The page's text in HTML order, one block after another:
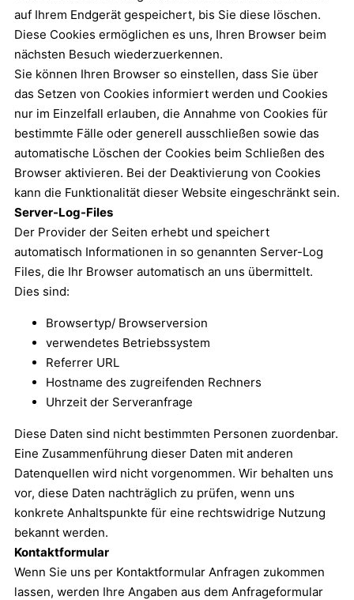
auf Ihrem Endgerät gespeichert, bis Sie diese löschen.
Diese Cookies ermöglichen es uns, Ihren Browser beim
nächsten Besuch wiederzuerkennen.
Sie können Ihren Browser so einstellen, dass Sie über
das Setzen von Cookies informiert werden und Cookies
nur im Einzelfall erlauben, die Annahme von Cookies für
bestimmte Fälle oder generell ausschließen sowie das
automatische Löschen der Cookies beim Schließen des
Browser aktivieren. Bei der Deaktivierung von Cookies
kann die Funktionalität dieser Website eingeschränkt sein.
Server-Log-Files
Der Provider der Seiten erhebt und speichert
automatisch Informationen in so genannten Server-Log
Files, die Ihr Browser automatisch an uns übermittelt.
Dies sind:
Browsertyp/ Browserversion
verwendetes Betriebssystem
Referrer URL
Hostname des zugreifenden Rechners
Uhrzeit der Serveranfrage
Diese Daten sind nicht bestimmten Personen zuordenbar.
Eine Zusammenführung dieser Daten mit anderen
Datenquellen wird nicht vorgenommen. Wir behalten uns
vor, diese Daten nachträglich zu prüfen, wenn uns
konkrete Anhaltspunkte für eine rechtswidrige Nutzung
bekannt werden.
Kontaktformular
Wenn Sie uns per Kontaktformular Anfragen zukommen
lassen, werden Ihre Angaben aus dem Anfrageformular